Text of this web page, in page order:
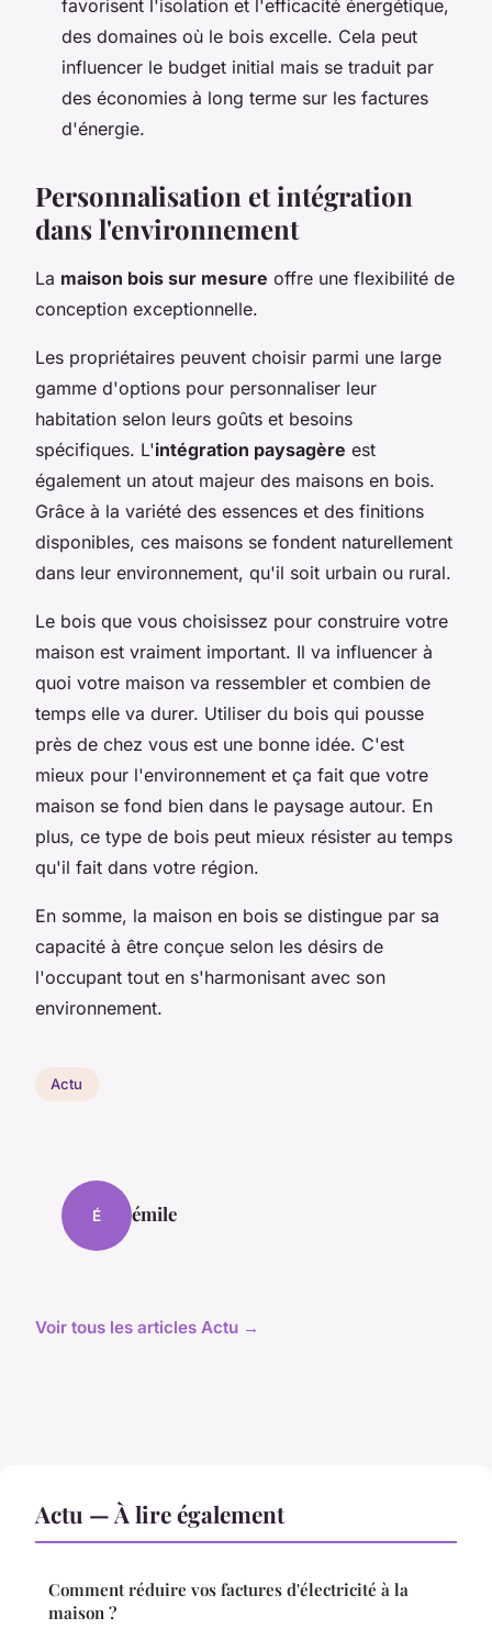
favorisent l'isolation et l'efficacité énergétique,
des domaines où le bois excelle. Cela peut
influencer le budget initial mais se traduit par
des économies à long terme sur les factures
d'énergie.
Personnalisation et intégration
dans l'environnement
La maison bois sur mesure offre une flexibilité de
conception exceptionnelle.
Les propriétaires peuvent choisir parmi une large
gamme d'options pour personnaliser leur
habitation selon leurs goûts et besoins
spécifiques. L'intégration paysagère est
également un atout majeur des maisons en bois.
Grâce à la variété des essences et des finitions
disponibles, ces maisons se fondent naturellement
dans leur environnement, qu'il soit urbain ou rural.
Le bois que vous choisissez pour construire votre
maison est vraiment important. Il va influencer à
quoi votre maison va ressembler et combien de
temps elle va durer. Utiliser du bois qui pousse
près de chez vous est une bonne idée. C'est
mieux pour l'environnement et ça fait que votre
maison se fond bien dans le paysage autour. En
plus, ce type de bois peut mieux résister au temps
qu'il fait dans votre région.
En somme, la maison en bois se distingue par sa
capacité à être conçue selon les désirs de
l'occupant tout en s'harmonisant avec son
environnement.
Actu
É émile
Voir tous les articles Actu →
Actu — À lire également
Comment réduire vos factures d'électricité à la
maison ?